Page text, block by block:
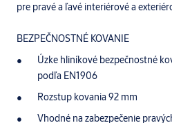
pre pravé a ľavé interiérové a
BEZPEČNOSTNÉ KOVANIE
Úzke hliníkové bezpečnostné
podľa EN1906
Rozstup kovania 92 mm
Vhodné na zabezpečenie